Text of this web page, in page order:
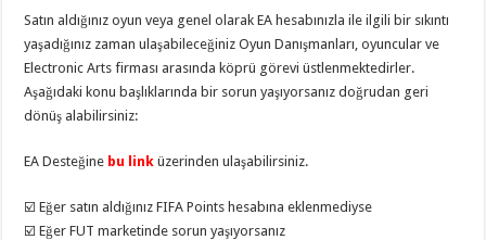
Satın aldığınız oyun veya genel olarak EA hesabınızla ile ilgili bir sıkıntı
yaşadığınız zaman ulaşabileceğiniz Oyun Danışmanları, oyuncular ve
Electronic Arts firması arasında köprü görevi üstlenmektedirler.
Aşağıdaki konu başlıklarında bir sorun yaşıyorsanız doğrudan geri
dönüş alabilirsiniz:
EA Desteğine bu link üzerinden ulaşabilirsiniz.
☑️ Eğer satın aldığınız FIFA Points hesabına eklenmediyse
☑️ Eğer FUT marketinde sorun yaşıyorsanız